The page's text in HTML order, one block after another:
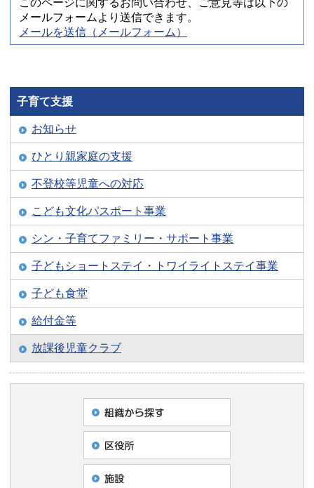
このページに関するお問い合わせ、ご意見等は以下の
メールフォームより送信できます。
メールを送信（メールフォーム）
子育て支援
お知らせ
ひとり親家庭の支援
不登校等児童への対応
こども文化パスポート事業
シン・子育てファミリー・サポート事業
子どもショートステイ・トワイライトステイ事業
子ども食堂
給付金等
放課後児童クラブ